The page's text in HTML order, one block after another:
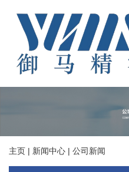
主页 | 新闻中心 | 公司新闻